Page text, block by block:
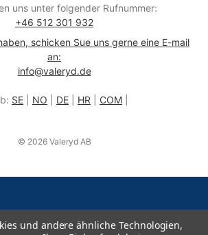
uns unter folgender Rufnummer:
+46 512 301 932
schicken Sue uns gerne eine E-mail
an:
info@valeryd.de
SE NO DE HR COM
© 2026 Valeryd AB
und andere ähnliche Technologien,